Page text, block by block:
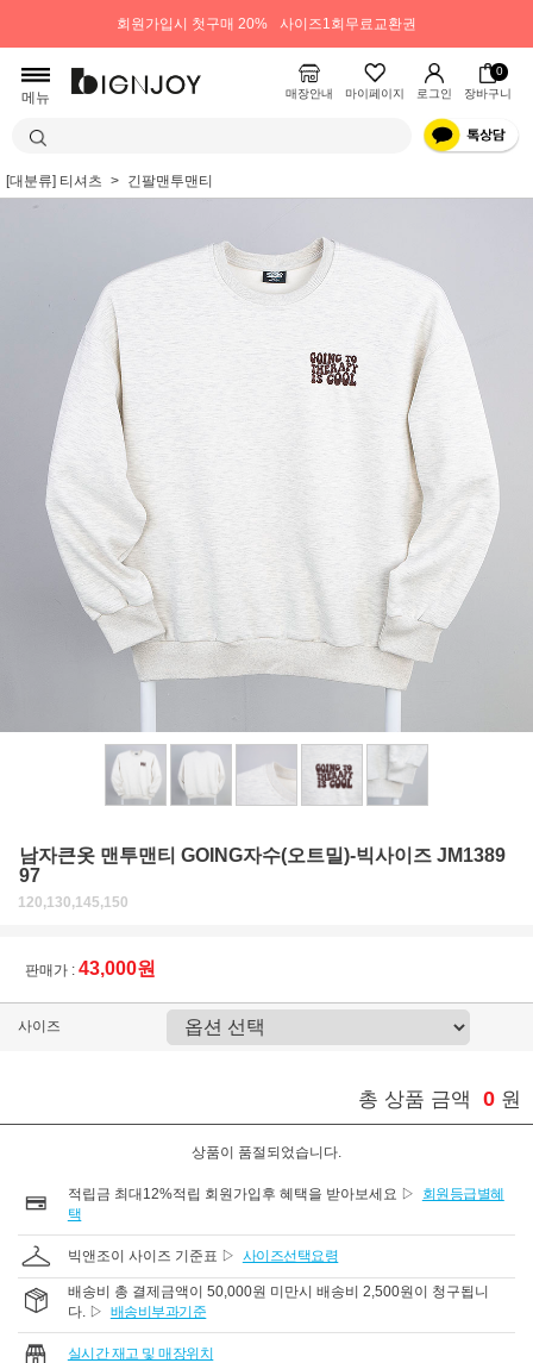
회원가입시 첫구매 20% 사이즈1회무료교환권
메뉴 매장안내 마이페이지 로그인
0
장바구니
[대분류] 티셔츠 긴팔맨투맨티
남자큰옷 맨투맨티 GOING자수(오트밀)-빅사이즈 JM1389
97
120,130,145,150
판매가 : 43,000원
사이즈
총 상품 금액 0 원
상품이 품절되었습니다.
적립금 최대12%적립 회원가입후 혜택을 받아보세요 ▷
회원등급별혜
택
빅앤조이 사이즈 기준표 ▷ 사이즈선택요령
배송비 총 결제금액이 50,000원 미만시 배송비 2,500원이 청구됩니
다. ▷ 배송비부과기준
실시간 재고 및 매장위치